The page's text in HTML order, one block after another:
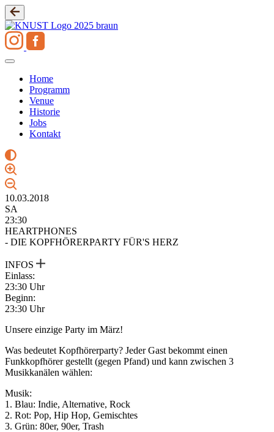
Zum
Inhalt
springen
Home
Programm
Venue
Historie
Jobs
Kontakt
10.03.2018
SA
23:30
HEARTPHONES
- DIE KOPFHÖRERPARTY FÜR'S HERZ
INFOS
Einlass:
23:30 Uhr
Beginn:
23:30 Uhr
Unsere einzige Party im März!
Was bedeutet Kopfhörerparty? Jeder Gast bekommt einen
Funkkopfhörer gestellt (gegen Pfand) und kann zwischen 3
Musikkanälen wählen:
Musik:
1. Blau: Indie, Alternative, Rock
2. Rot: Pop, Hip Hop, Gemischtes
3. Grün: 80er, 90er, Trash